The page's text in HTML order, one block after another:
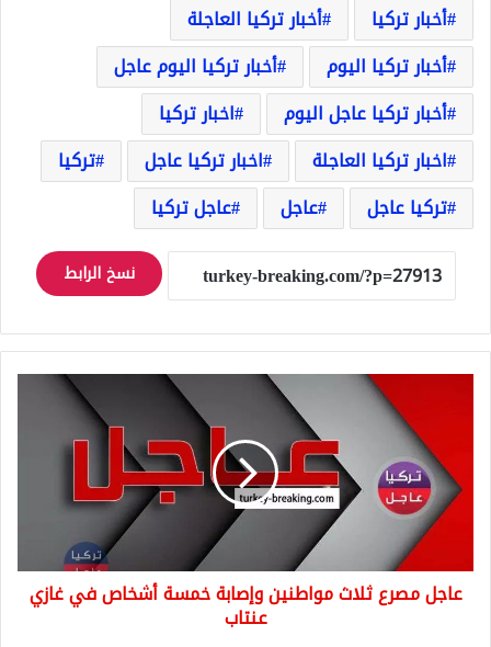
أخبار تركيا
أخبار تركيا العاجلة
أخبار تركيا اليوم
أخبار تركيا اليوم عاجل
أخبار تركيا عاجل اليوم
اخبار تركيا
اخبار تركيا العاجلة
اخبار تركيا عاجل
تركيا
تركيا عاجل
عاجل عاجل تركيا
نسخ الرابط
مواطنين
وإصابة
خمسة
أشخاص
غازي
عنتاب
عاجل مصرع ثلاث مواطنين وإصابة خمسة أشخاص في غازي
عنتاب